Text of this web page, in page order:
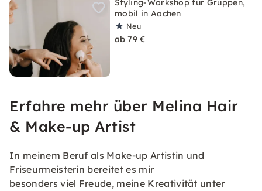
Styling-Workshop für Gruppen,
mobil in Aachen
Neu
ab 79 €
Erfahre mehr über Melina Hair
& Make-up Artist
In meinem Beruf als Make-up Artistin und
Friseurmeisterin bereitet es mir
besonders viel Freude, meine Kreativität unter